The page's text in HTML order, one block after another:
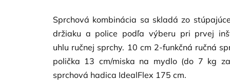
Sprchová kombinácia sa skladá zo
držiaku a police podľa výberu pri prvej
uhlu ručnej sprchy. 10 cm 2-funkčná ručná
polička 13 cm/miska na mydlo (do 7 kg
sprchová hadica IdealFlex 175 cm.